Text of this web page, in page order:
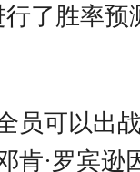
了胜率
员可以出
·罗宾逊